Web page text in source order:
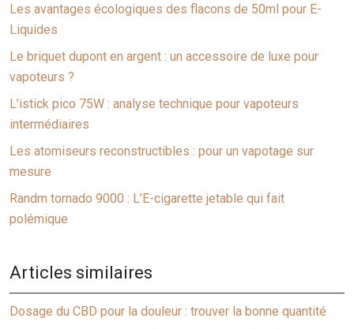
Les avantages écologiques des flacons de 50ml pour E-
Liquides
Le briquet dupont en argent : un accessoire de luxe pour
vapoteurs ?
L’istick pico 75W : analyse technique pour vapoteurs
intermédiaires
Les atomiseurs reconstructibles : pour un vapotage sur
mesure
Randm tornado 9000 : L’E-cigarette jetable qui fait
polémique
Articles similaires
Dosage du CBD pour la douleur : trouver la bonne quantité